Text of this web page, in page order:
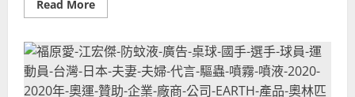
日
本
題
曲
推
薦！
Read MoreRead
more
聯
中
元
節
廣